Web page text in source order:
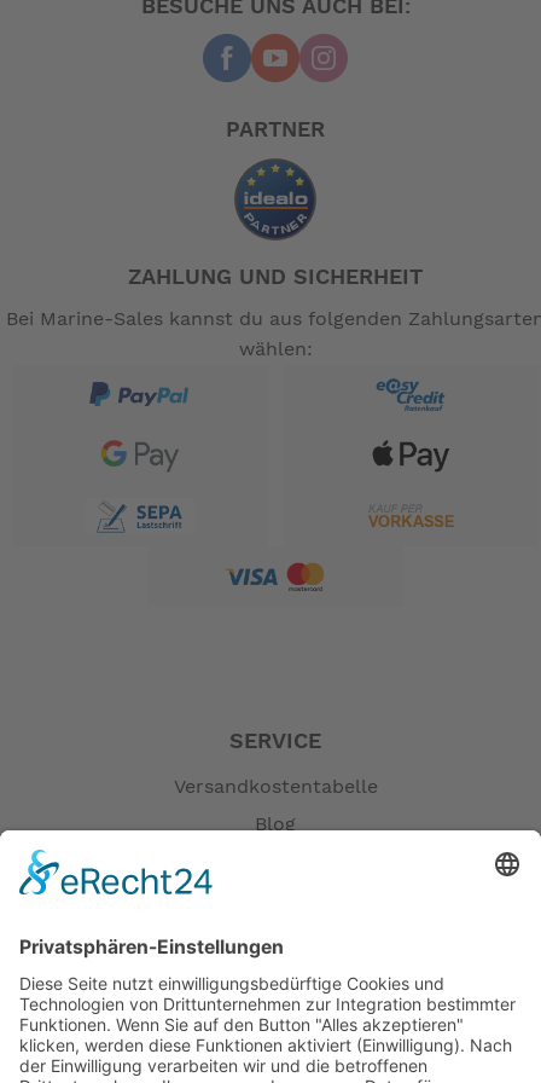
BESUCHE UNS AUCH BEI:
PARTNER
ZAHLUNG UND SICHERHEIT
Bei Marine-Sales kannst du aus folgenden
wählen:
SERVICE
Versandkostentabelle
Blog
Öffnungszeiten
Versandpartner
Verfügbarkeiten